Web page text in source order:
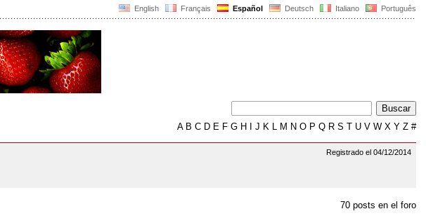
English Français Español Deutsch Italiano Português
AB C D E F G H J K L M N O P Q R S T U V W X Y Z #
Registrado el 04/12/2014
70 posts en el foro